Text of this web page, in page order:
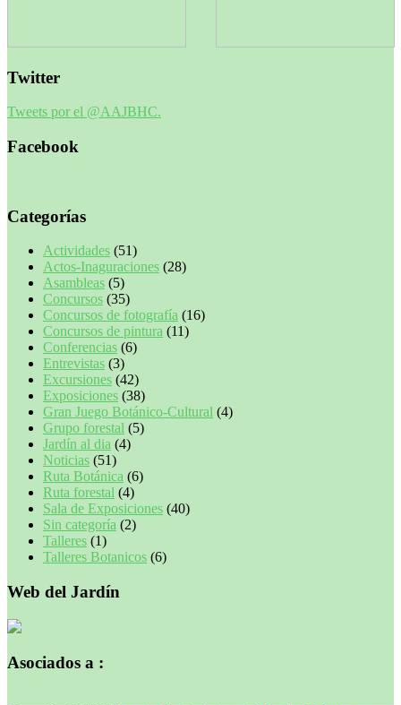
Twitter
Tweets por el @AAJBHC.
Facebook
Categorías
Actividades (51)
Actos-Inaguraciones (28)
Asambleas (5)
Concursos (35)
Concursos de fotografía (16)
Concursos de pintura (11)
Conferencias (6)
Entrevistas (3)
Excursiones (42)
Exposiciones (38)
Gran Juego Botánico-Cultural (4)
Grupo forestal (5)
Jardín al dia (4)
Noticias (51)
Ruta Botánica (6)
Ruta forestal (4)
Sala de Exposiciones (40)
Sin categoría (2)
Talleres (1)
Talleres Botanicos (6)
Web del Jardín
Asociados a :